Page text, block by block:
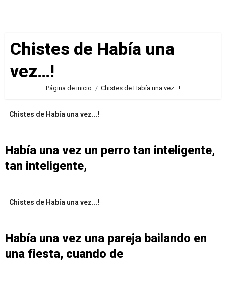
Chistes de Había una
vez…!
Página de inicio Chistes de Había una vez…!
Chistes de Había una vez...!
Había una vez un perro tan inteligente,
tan inteligente,
Chistes de Había una vez...!
Había una vez una pareja bailando en
una fiesta, cuando de